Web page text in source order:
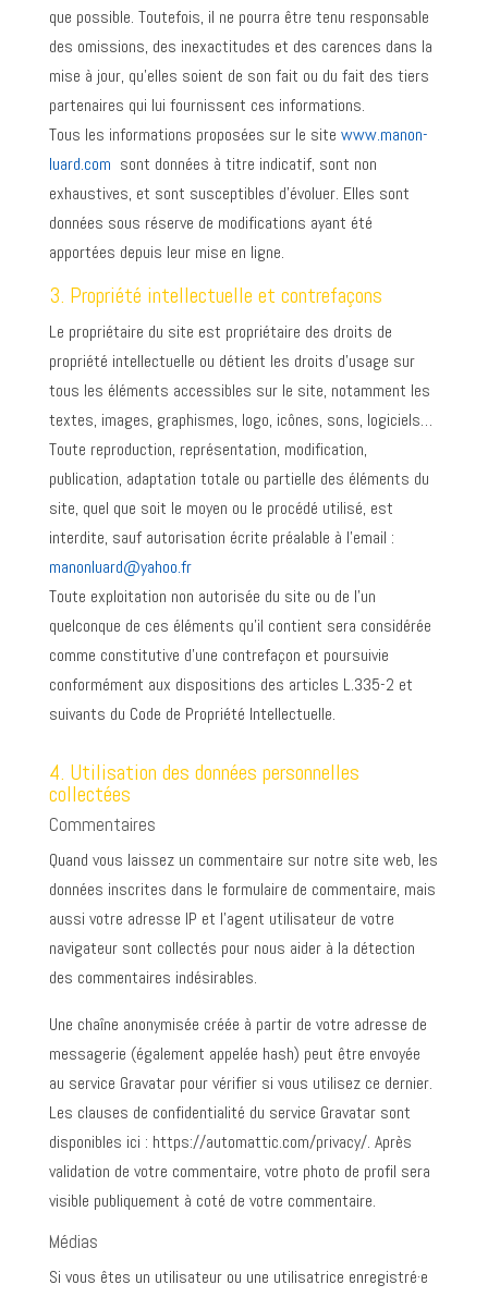
que possible. Toutefois, il ne pourra être tenu responsable
des omissions, des inexactitudes et des carences dans la
mise à jour, qu’elles soient de son fait ou du fait des tiers
partenaires qui lui fournissent ces informations.
Tous les informations proposées sur le site www.manon-
luard.com sont données à titre indicatif, sont non
exhaustives, et sont susceptibles d’évoluer. Elles sont
données sous réserve de modifications ayant été
apportées depuis leur mise en ligne.
3. Propriété intellectuelle et contrefaçons
Le propriétaire du site est propriétaire des droits de
propriété intellectuelle ou détient les droits d’usage sur
tous les éléments accessibles sur le site, notamment les
textes, images, graphismes, logo, icônes, sons, logiciels…
Toute reproduction, représentation, modification,
publication, adaptation totale ou partielle des éléments du
site, quel que soit le moyen ou le procédé utilisé, est
interdite, sauf autorisation écrite préalable à l’email :
manonluard@yahoo.fr
Toute exploitation non autorisée du site ou de l’un
quelconque de ces éléments qu’il contient sera considérée
comme constitutive d’une contrefaçon et poursuivie
conformément aux dispositions des articles L.335-2 et
suivants du Code de Propriété Intellectuelle.
4. Utilisation des données personnelles
collectées
Commentaires
Quand vous laissez un commentaire sur notre site web, les
données inscrites dans le formulaire de commentaire, mais
aussi votre adresse IP et l’agent utilisateur de votre
navigateur sont collectés pour nous aider à la détection
des commentaires indésirables.
Une chaîne anonymisée créée à partir de votre adresse de
messagerie (également appelée hash) peut être envoyée
au service Gravatar pour vérifier si vous utilisez ce dernier.
Les clauses de confidentialité du service Gravatar sont
disponibles ici : https://automattic.com/privacy/. Après
validation de votre commentaire, votre photo de profil sera
visible publiquement à coté de votre commentaire.
Médias
Si vous êtes un utilisateur ou une utilisatrice enregistré·e